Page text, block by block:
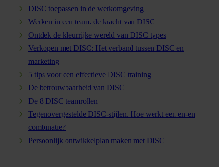
DISC toepassen in de werkomgeving
Werken in een team: de kracht van DISC
Ontdek de kleurrijke wereld van DISC types
Verkopen met DISC: Het verband tussen DISC en
marketing
5 tips voor een effectieve DISC training
De betrouwbaarheid van DISC
De 8 DISC teamrollen
Tegenovergestelde DISC-stijlen. Hoe werkt een en-en
combinatie?
Persoonlijk ontwikkelplan maken met DISC